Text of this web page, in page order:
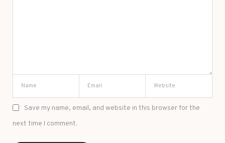
Save my name, email, and website in this browser for the
next time I comment.